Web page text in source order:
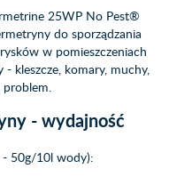
25WP No Pest®
do sporządzania
w pomieszczeniach
kleszcze, komary, muchy,
problem.
- wydajność
- 50g/10l wody):